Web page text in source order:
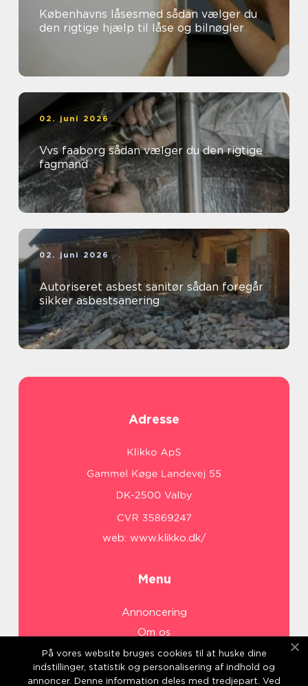
Københavns låsesmed sådan vælger du
den rigtige hjælp til låse og bilnøgler
02. juni 2026
Vvs faaborg sådan vælger du den rigtige
fagmand
02. juni 2026
Autoriseret asbest sanitør sådan foregår
sikker asbestsanering
Adresse
web: www.klikko.dk/
Menu
Annoncering
Om os
Cookies
Kontakt os
På vores website bruges cookies til at huske dine
indstillinger, statistik og personalisering af indhold og
annoncer. Denne information deles med tredjepart. Ved